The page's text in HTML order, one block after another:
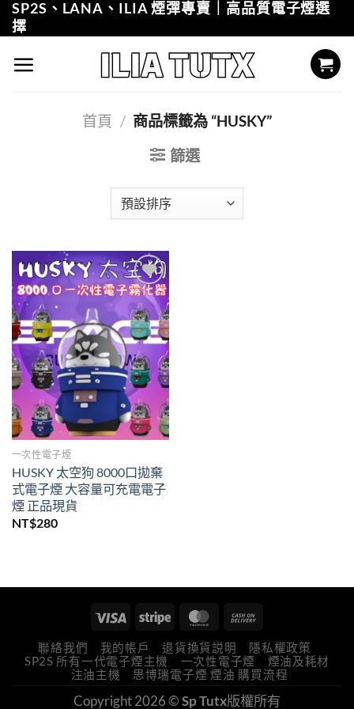
Skip
to
content
SP2S、LANA、ILIA 煙彈專賣｜高品質電子煙選
擇
首頁 / 商品標籤為 “HUSKY”
篩選
Add to
wishlist
一次性電子煙
HUSKY 太空狗 8000口拋棄
式電子煙 大容量可充電電子
煙 正品現貨
NT$280
聯絡我們 我的帳戶 退貨換貨説明
隱私權政策
SP2S 所有一代電子煙主機
一次性電子煙
煙油及耗材
注油主機
思博瑞電子煙 煙油 購買流程
Copyright 2026 ©Sp Tutx版權所有